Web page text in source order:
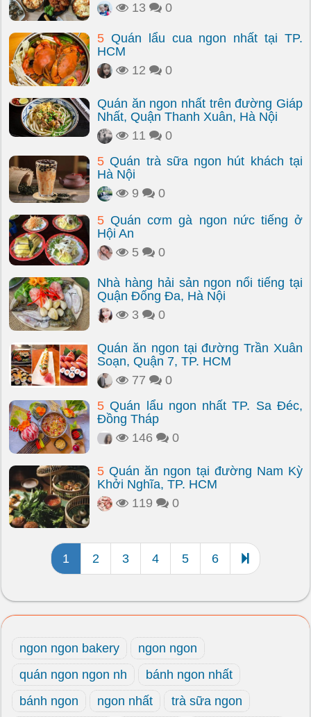
13
0
5 Quán lẩu cua ngon nhất tại TP.
HCM
12
0
Quán ăn ngon nhất trên đường Giáp
Nhất, Quận Thanh Xuân, Hà Nội
11
0
5 Quán trà sữa ngon hút khách tại
Hà Nội
9
0
5 Quán cơm gà ngon nức tiếng ở
Hội An
5
0
Nhà hàng hải sản ngon nổi tiếng tại
Quận Đống Đa, Hà Nội
3
0
Quán ăn ngon tại đường Trần Xuân
Soạn, Quận 7, TP. HCM
77
0
5 Quán lẩu ngon nhất TP. Sa Đéc,
Đồng Tháp
146
0
5 Quán ăn ngon tại đường Nam Kỳ
Khởi Nghĩa, TP. HCM
119
0
1 2 3 4 5 6
ngon ngon bakery
ngon ngon
quán ngon ngon nh
bánh ngon nhất
bánh ngon
ngon nhất
trà sữa ngon